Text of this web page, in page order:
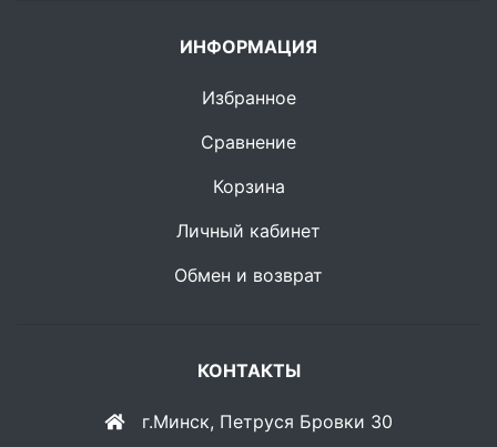
ИНФОРМАЦИЯ
Избранное
Сравнение
Корзина
Личный кабинет
Обмен и возврат
КОНТАКТЫ
г.Минск, Петруся Бровки 30